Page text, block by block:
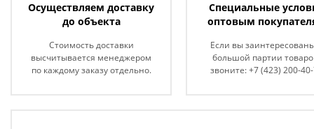
Осуществляем доставку
до объекта
Стоимость доставки
высчитывается менеджером
по каждому заказу отдельно.
Специальные
оптовым
Если вы
большой партии
звоните: +7 (423) 200-